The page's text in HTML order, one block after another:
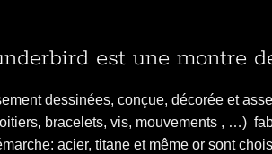
est une montre
dessinées, conçue, décorée et
bracelets, vis, mouvements , …)
acier, titane et même or sont